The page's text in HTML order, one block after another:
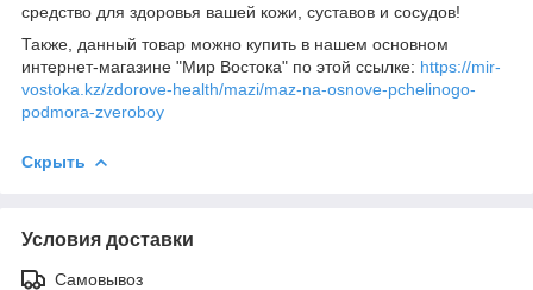
средство для здоровья вашей кожи, суставов и сосудов!
Также, данный товар можно купить в нашем основном
интернет-магазине "Мир Востока" по этой ссылке: https://mir-
vostoka.kz/zdorove-health/mazi/maz-na-osnove-pchelinogo-
podmora-zveroboy
Скрыть
Условия доставки
Самовывоз